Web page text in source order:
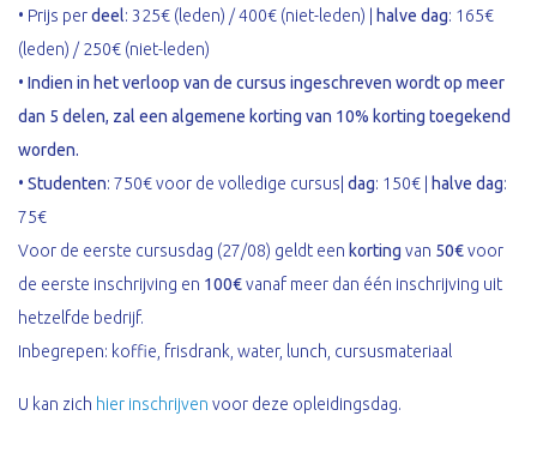
• Prijs perdeel: 325€ (leden) / 400€ (niet-leden) | halve dag: 165€
(leden) / 250€ (niet-leden)
• Indien in het verloop van de cursus ingeschreven wordt op meer
dan 5 delen, zal een algemene korting van 10% korting toegekend
worden.
• Studenten: 750€ voor de volledige cursus| dag: 150€ | halve dag:
75€
Voor de eerste cursusdag (27/08) geldt een korting van 50€voor
de eerste inschrijving en 100€vanaf meer dan één inschrijving uit
hetzelfde bedrijf.
Inbegrepen: koffie, frisdrank, water, lunch, cursusmateriaal
U kan zich hier inschrijven voor deze opleidingsdag.